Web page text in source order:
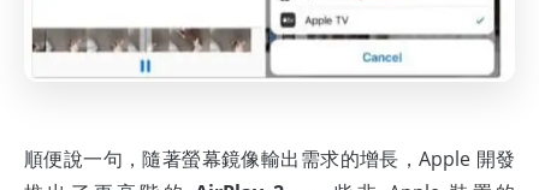
順便說一句，隨著螢幕鏡像輸出需求的增長，Apple 開發